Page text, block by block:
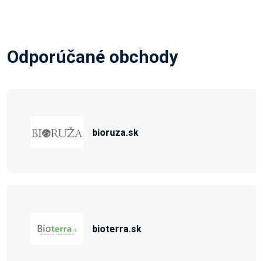
Odporúčané obchody
bioruza.sk
bioterra.sk